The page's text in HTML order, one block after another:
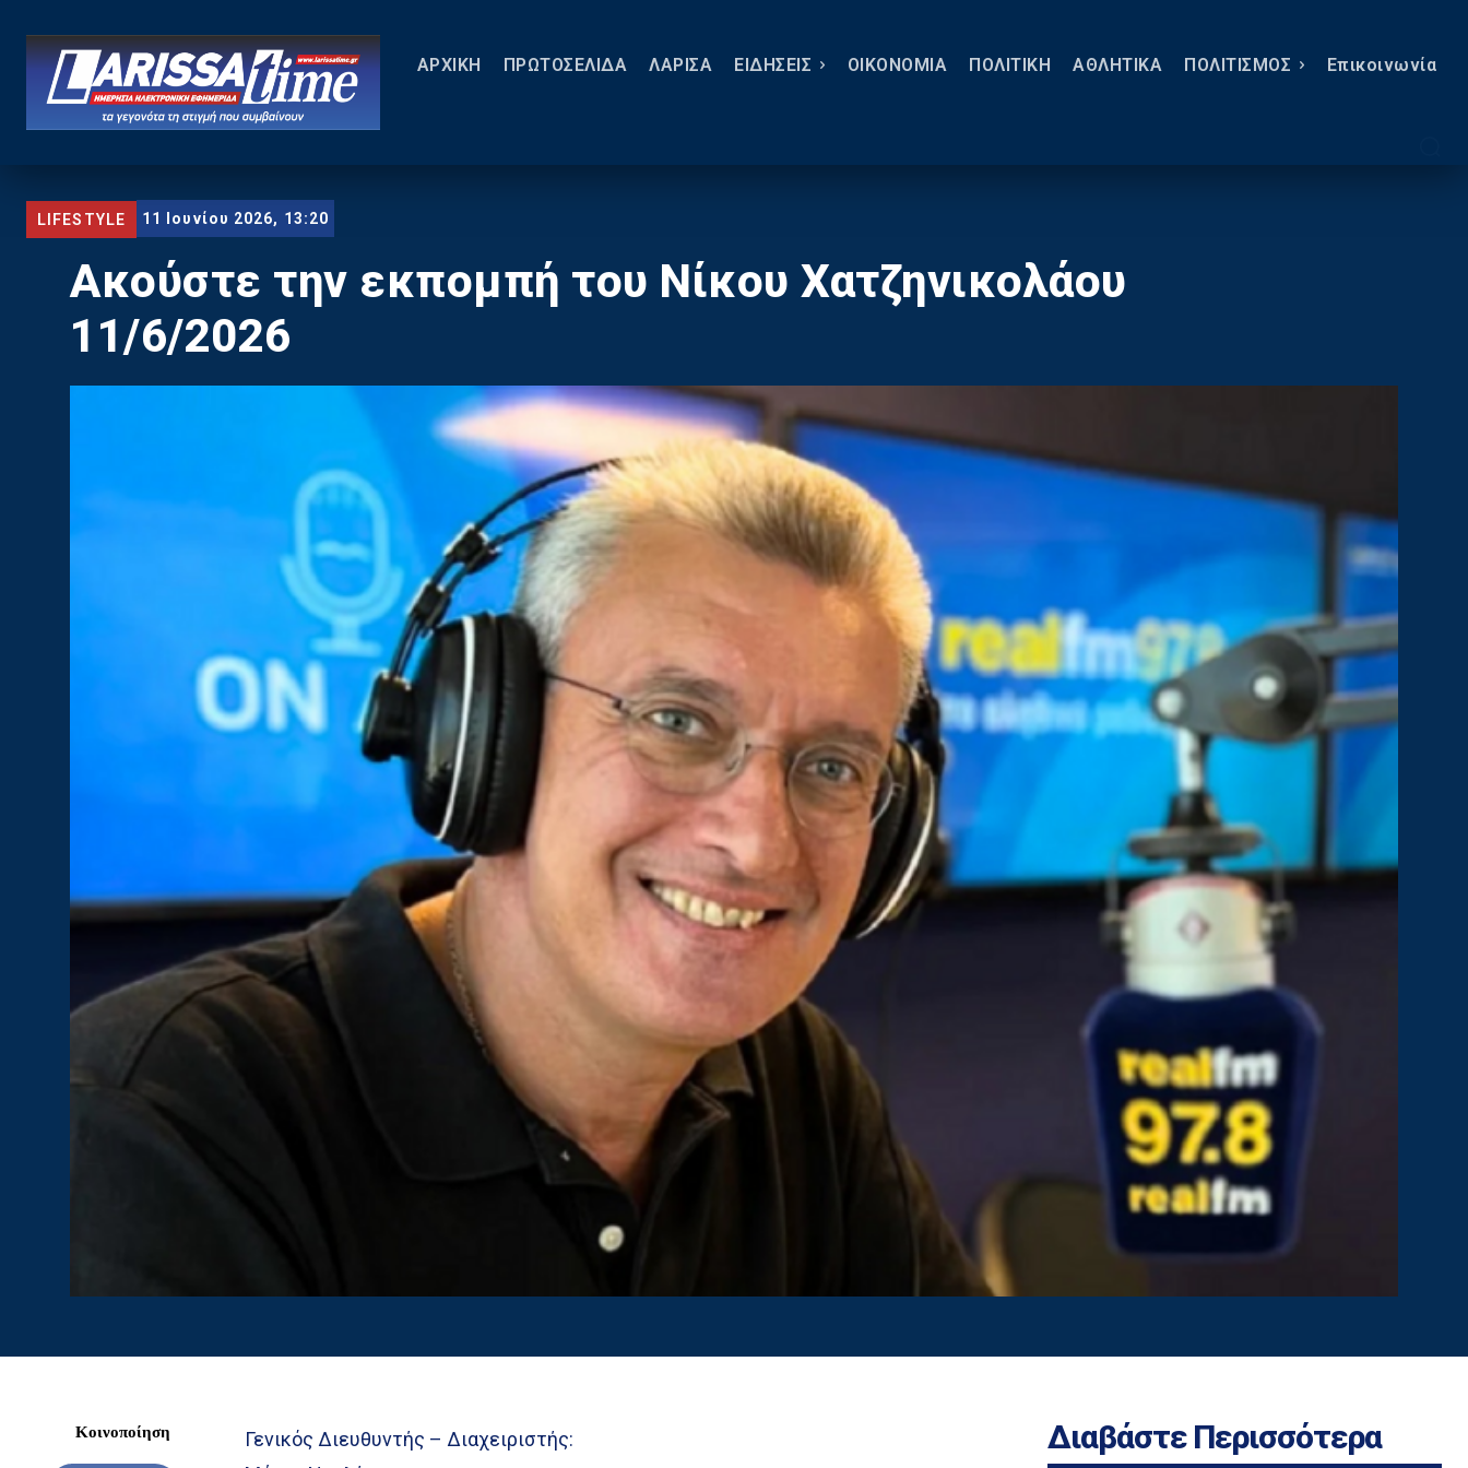
ΑΡΧΙΚΗ ΠΡΩΤΟΣΕΛΙΔΑ ΛΑΡΙΣΑ ΕΙΔΗΣΕΙΣ ΟΙΚΟΝΟΜΙΑ ΠΟΛΙΤΙΚΗ ΑΘΛΗΤΙΚΑ ΠΟΛΙΤΙΣΜΟΣ Eπικοινωνία
LIFESTYLE 11 Ιουνίου 2026, 13:20
Ακούστε την εκπομπή του Νίκου Χατζηνικολάου
11/6/2026
Κοινοποίηση
Γενικός Διευθυντής – Διαχειριστής:
Διαβάστε Περισσότερα